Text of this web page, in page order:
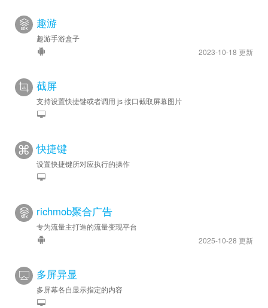
趣游
趣游手游盒子
2023-10-18 更新
截屏
支持设置快捷键或者调用 js 接口截取屏幕图片
快捷键
设置快捷键所对应执行的操作
richmob聚合广告
专为流量主打造的流量变现平台
2025-10-28 更新
多屏异显
多屏幕各自显示指定的内容